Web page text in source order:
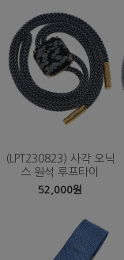
(LPT230823) 사각 오닉
스 원석 루프타이
52,000원